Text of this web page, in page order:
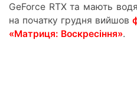
GeForce RTX та мають
на початку грудня вийшов
«Матриця: Воскресіння».